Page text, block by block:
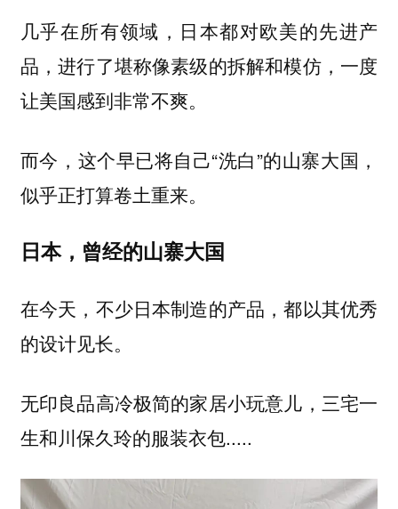
几乎在所有领域，日本都对欧美的先进产
品，进行了堪称像素级的拆解和模仿，一度
让美国感到非常不爽。
而今，这个早已将自己“洗白”的山寨大国，
似乎正打算卷土重来。
日本，曾经的山寨大国
在今天，不少日本制造的产品，都以其优秀
的设计见长。
无印良品高冷极简的家居小玩意儿，三宅一
生和川保久玲的服装衣包.....